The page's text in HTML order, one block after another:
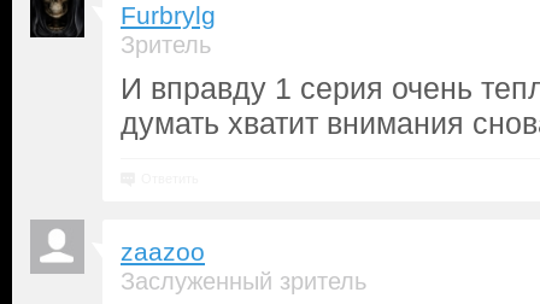
Furbrylg
Зритель
И вправду 1 серия очень
думать хватит внимания
zaazoo
Заслуженный зритель